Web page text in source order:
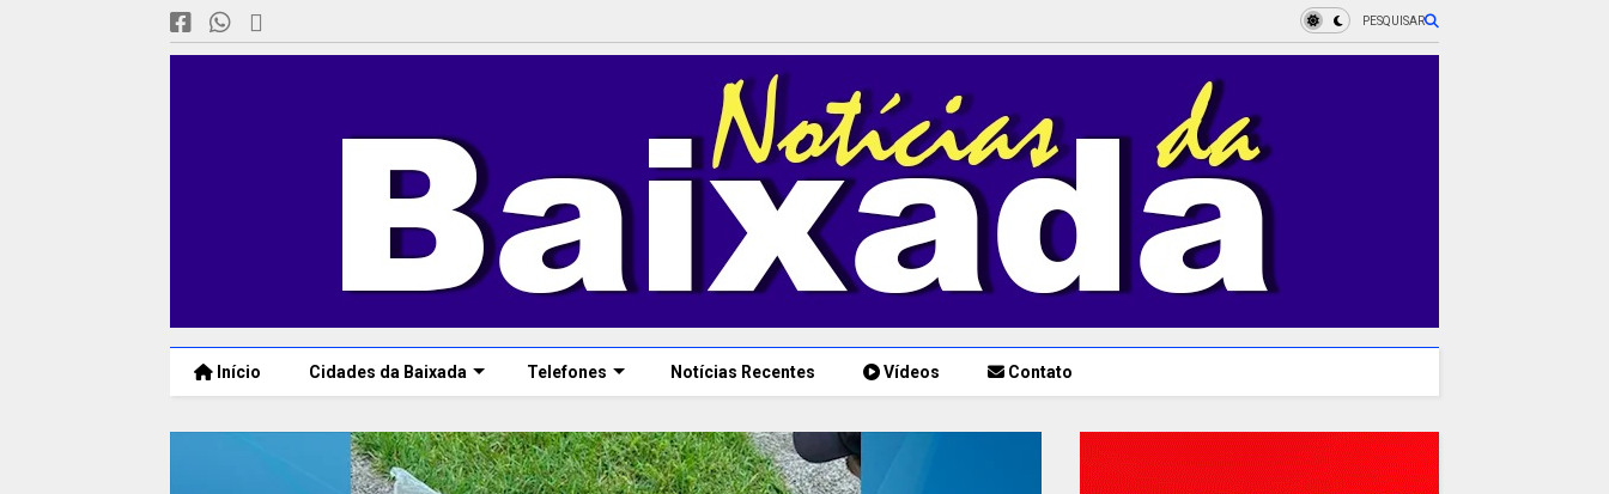
PESQUISAR
Início Cidades da Baixada Telefones Notícias Recentes Vídeos Contato